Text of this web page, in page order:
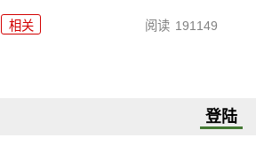
相关 阅读 191149
登陆